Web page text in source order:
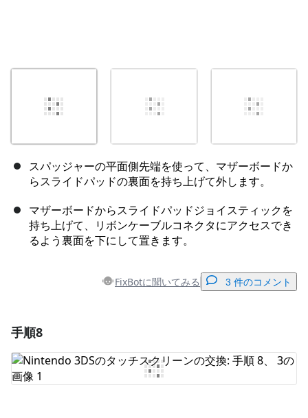
スパッジャーの平面側先端を使って、マザーボードか
らスライドパッドの裏面を持ち上げて外します。
マザーボードからスライドパッドジョイスティックを
持ち上げて、リボンケーブルコネクタにアクセスでき
るよう裏面を下にして置きます。
FixBotに聞いてみる 3 件のコメント
コメントを追加
手順8